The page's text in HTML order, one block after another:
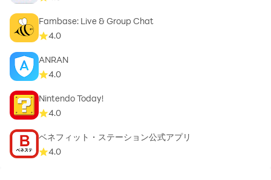
Fambase: Live & Group Chat
4.0
ANRAN
4.0
Nintendo Today!
4.0
ベネフィット・ステーション公式アプリ
4.0